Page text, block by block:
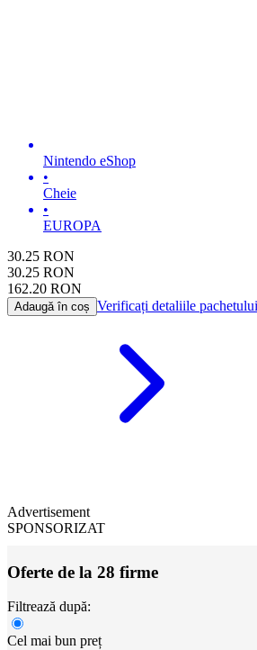
Nintendo eShop
•
Cheie
•
EUROPA
30.25 RON
30.25 RON
162.20 RON
Adaugă în coș Verificați detaliile pachetului
Advertisement
SPONSORIZAT
Oferte de la 28 firme
Filtrează după:
Cel mai bun preț